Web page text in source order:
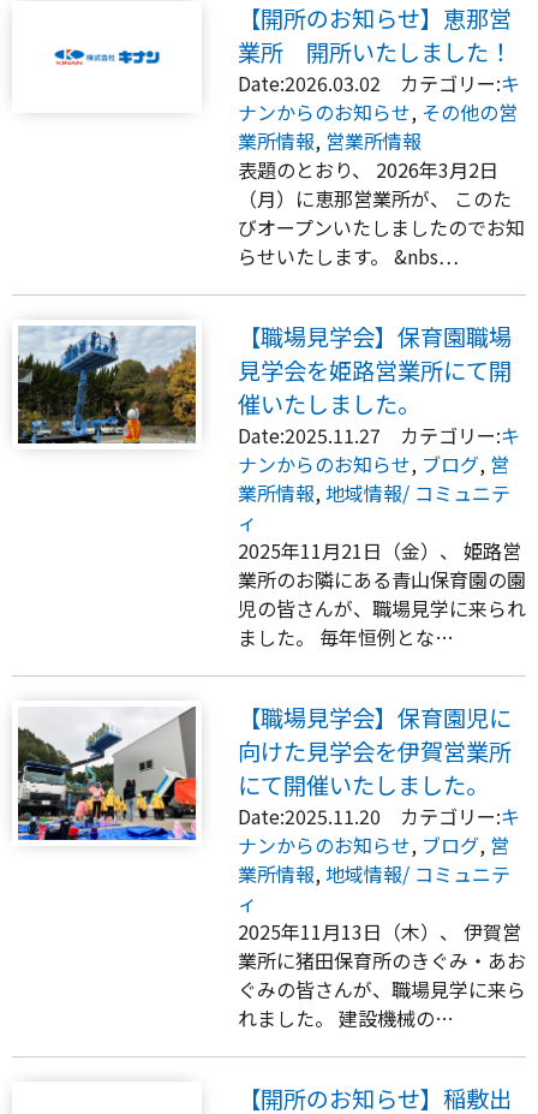
【開所のお知らせ】恵那営
業所 開所いたしました！
Date:2026.03.02 カテゴリー:キ
ナンからのお知らせ, その他の営
業所情報, 営業所情報
表題のとおり、 2026年3月2日
（月）に恵那営業所が、 このた
びオープンいたしましたのでお知
らせいたします。 &nbs…
【職場見学会】保育園職場
見学会を姫路営業所にて開
催いたしました。
Date:2025.11.27 カテゴリー:キ
ナンからのお知らせ, ブログ, 営
業所情報,地域情報/ コミュニテ
ィ
2025年11月21日（金）、 姫路営
業所のお隣にある青山保育園の園
児の皆さんが、職場見学に来られ
ました。 毎年恒例とな…
【職場見学会】保育園児に
向けた見学会を伊賀営業所
にて開催いたしました。
Date:2025.11.20 カテゴリー:キ
ナンからのお知らせ, ブログ, 営
業所情報,地域情報/ コミュニテ
ィ
2025年11月13日（木）、 伊賀営
業所に猪田保育所のきぐみ・あお
ぐみの皆さんが、職場見学に来ら
れました。 建設機械の…
【開所のお知らせ】稲敷出